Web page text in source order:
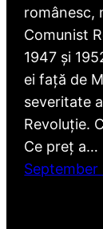
românesc,
Comunist
1947 și
ei față de
severitate
Revoluție.
Ce preț a…
September